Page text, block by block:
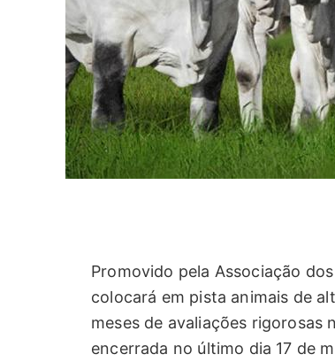
Promovido pela Associação
colocará em pista animais de
meses de avaliações rigorosas
encerrada no último dia 17 de